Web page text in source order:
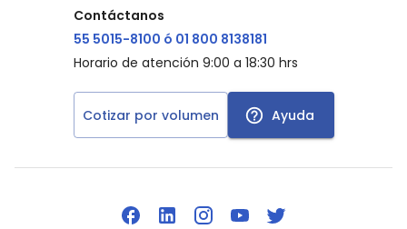
Contáctanos
55 5015-8100 ó 01 800 8138181
Horario de atención 9:00 a 18:30 hrs
Cotizar por volumen Ayuda